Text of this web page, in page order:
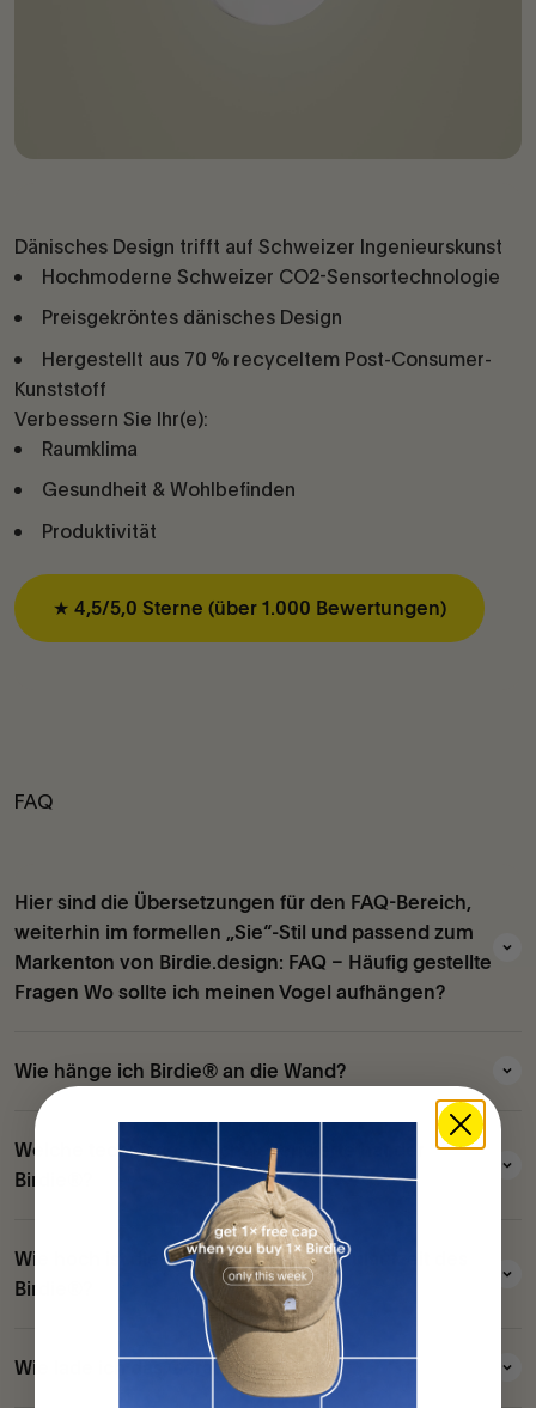
Dänisches Design trifft auf Schweizer Ingenieurskunst
Hochmoderne Schweizer CO2-Sensortechnologie
Preisgekröntes dänisches Design
Hergestellt aus 70 % recyceltem Post-Consumer-
Kunststoff
Verbessern Sie Ihr(e):
Raumklima
Gesundheit & Wohlbefinden
Produktivität
★ 4,5/5,0 Sterne (über 1.000 Bewertungen)
FAQ
Hier sind die Übersetzungen für den FAQ-Bereich,
weiterhin im formellen „Sie“-Stil und passend zum
Markenton von Birdie.design: FAQ – Häufig gestellte
Fragen Wo sollte ich meinen Vogel aufhängen?
Wie hänge ich Birdie® an die Wand?
Welche technischen Schwellenwerte hat der
Birdie®?
Wie hoch ist die voraussichtliche Akkulaufzeit des
Birdie®?
Wie lade ich das Gerät auf?